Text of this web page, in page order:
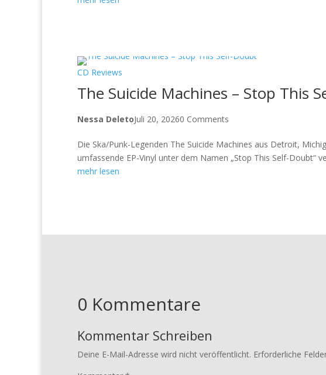
CD Reviews
The Suicide Machines – Stop This
Nessa DeletoJuli 20, 20260 Comments
Die Ska/Punk-Legenden The Suicide Machines aus Detroit,
umfassende EP-Vinyl unter dem Namen „Stop This Self-Doubt“
mehr lesen
0 Kommentare
Kommentar Schreiben
Deine E-Mail-Adresse wird nicht veröffentlicht. Erforderliche